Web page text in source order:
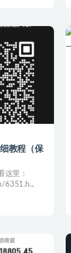
教程（保
这里：
6351.h...